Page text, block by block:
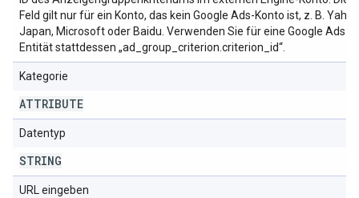
Feld gilt nur für ein Konto, das kein Google Ads-Konto ist, z. B.
Japan, Microsoft oder Baidu. Verwenden Sie für eine Google Ads-
Entität stattdessen „ad_group_criterion.criterion_id“.
Kategorie
ATTRIBUTE
Datentyp
STRING
URL eingeben